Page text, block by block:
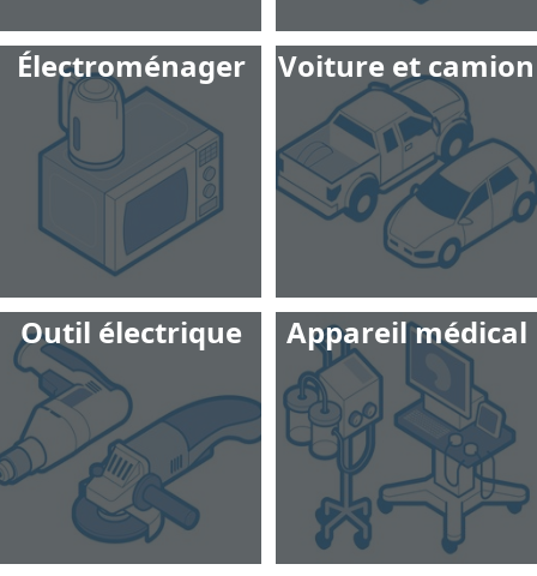
Électroménager Voiture et camion
Outil électrique Appareil médical